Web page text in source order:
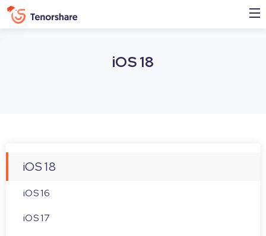
iOS 18
iOS 18
iOS 16
iOS 17